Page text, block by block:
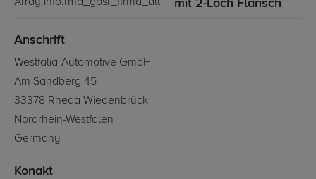
mit 2-Loch Flansch
Anschrift
Westfalia-Automotive GmbH
Am Sandberg 45
33378 Rheda-Wiedenbrück
Nordrhein-Westfalen
Germany
Konakt